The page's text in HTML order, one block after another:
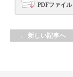
PDFファイル
← 新しい記事へ